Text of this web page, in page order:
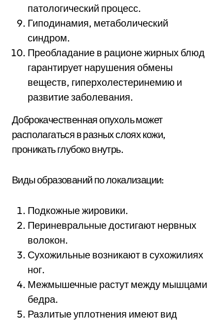
патологический процесс.
Гиподинамия, метаболический
синдром.
Преобладание в рационе жирных блюд
гарантирует нарушения обмены
веществ, гиперхолестеринемию и
развитие заболевания.
Доброкачественная опухоль может
располагаться в разных слоях кожи,
проникать глубоко внутрь.
Виды образований по локализации:
Подкожные жировики.
Периневральные достигают нервных
волокон.
Сухожильные возникают в сухожилиях
ног.
Межмышечные растут между мышцами
бедра.
Разлитые уплотнения имеют вид